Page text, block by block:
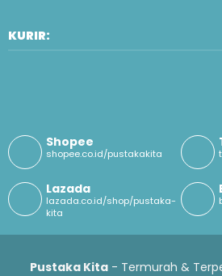
KURIR:
Shopee
shopee.co.id/pustakakita
Lazada
lazada.co.id/shop/pustaka-
kita
Pustaka Kita - Termurah &